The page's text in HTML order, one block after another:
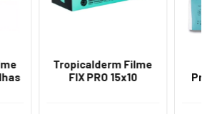
Tropicalderm Filme
FIX PRO 15x10